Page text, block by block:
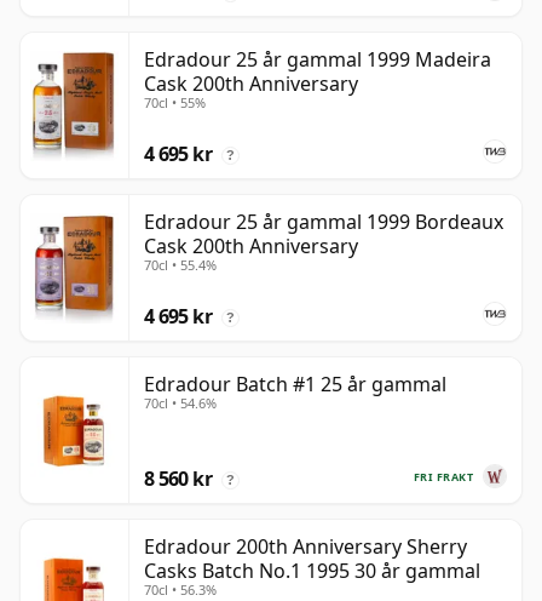
Edradour 25 år gammal 1999 Madeira
Cask 200th Anniversary
70cl • 55%
4 695 kr ?
Edradour 25 år gammal 1999 Bordeaux
Cask 200th Anniversary
70cl • 55.4%
4 695 kr ?
Edradour Batch #1 25 år gammal
70cl • 54.6%
FRI FRAKT
8 560 kr ?
Edradour 200th Anniversary Sherry
Casks Batch No.1 1995 30 år gammal
70cl • 56.3%